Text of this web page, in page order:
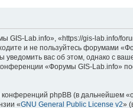
Lab.info», «https://gis-lab.info/
и не пользуйтесь форумами
уведомить вас об этом, однако с
«Форумы GIS-Lab.info»
phpBB (в дальнейшем
«GNU General Public License v2»